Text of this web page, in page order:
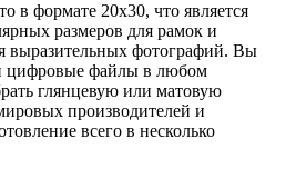
в формате 20х30, что является
размеров для рамок и
выразительных фотографий. Вы
цифровые файлы в любом
глянцевую или матовую
производителей и
всего в несколько